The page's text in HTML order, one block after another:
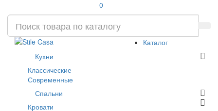
0
Каталог
Кухни
Классические
Современные
Спальни
Кровати